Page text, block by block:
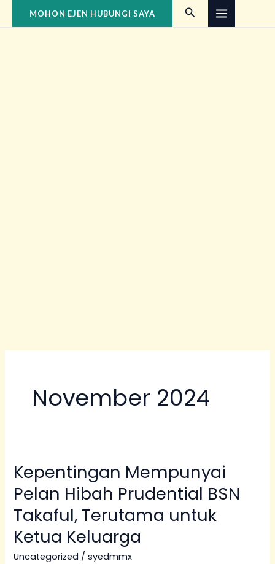
MOHON EJEN HUBUNGI SAYA Search
November 2024
Kepentingan Mempunyai
Pelan Hibah Prudential BSN
Takaful, Terutama untuk
Ketua Keluarga
Uncategorized /syedmmx
Kepentingan
Mempunyai
Pelan
Hibah
Prudential
BSN